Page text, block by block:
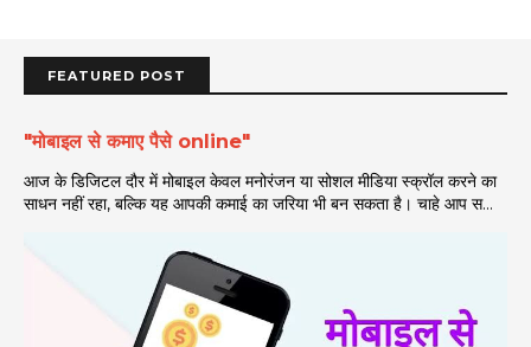
FEATURED POST
"मोबाइल से कमाए पैसे online"
आज के डिजिटल दौर में मोबाइल केवल मनोरंजन या सोशल मीडिया स्क्रॉल करने का
साधन नहीं रहा, बल्कि यह आपकी कमाई का जरिया भी बन सकता है। चाहे आप स...